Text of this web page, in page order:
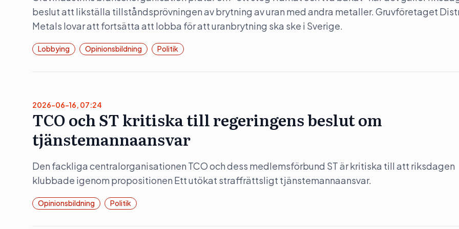
beslut att likställa tillståndsprövningen av brytning av uran med andra metaller. Gruvföretaget
Metals lovar att fortsätta att lobba för att uranbrytning ska ske i Sverige.
Lobbying Opinionsbildning Politik
2026-06-16, 07:24
TCO och ST kritiska till regeringens beslut om
tjänstemannaansvar
Den fackliga centralorganisationen TCO och dess medlemsförbund ST är kritiska till att riksdagen
klubbade igenom propositionen Ett utökat straffrättsligt tjänstemannaansvar.
Opinionsbildning Politik